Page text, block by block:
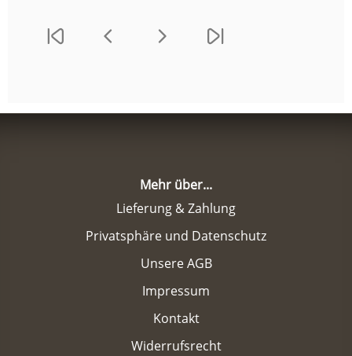
Mehr über...
Lieferung & Zahlung
Privatsphäre und Datenschutz
Unsere AGB
Impressum
Kontakt
Widerrufsrecht